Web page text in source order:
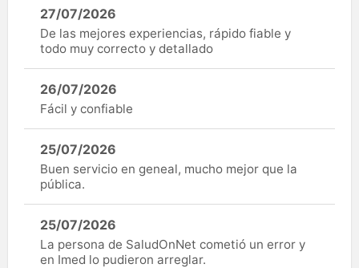
27/07/2026
De las mejores experiencias, rápido fiable y
todo muy correcto y detallado
26/07/2026
Fácil y confiable
25/07/2026
Buen servicio en geneal, mucho mejor que la
pública.
25/07/2026
La persona de SaludOnNet cometió un error y
en Imed lo pudieron arreglar.